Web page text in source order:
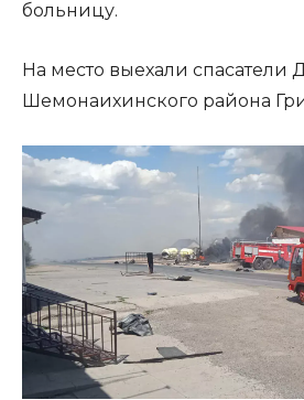
больницу.
На место выехали спасатели
Шемонаихинского района